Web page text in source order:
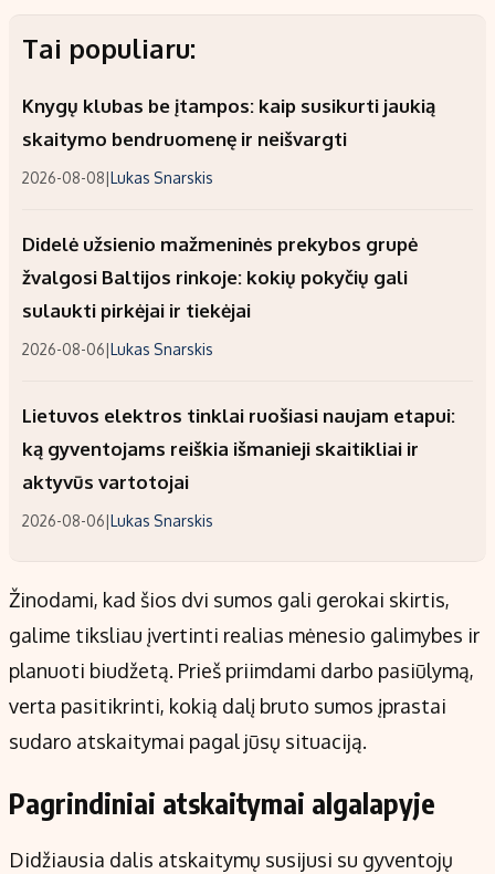
Tai populiaru:
Knygų klubas be įtampos: kaip susikurti jaukią
skaitymo bendruomenę ir neišvargti
2026-08-08|Lukas Snarskis
Didelė užsienio mažmeninės prekybos grupė
žvalgosi Baltijos rinkoje: kokių pokyčių gali
sulaukti pirkėjai ir tiekėjai
2026-08-06|Lukas Snarskis
Lietuvos elektros tinklai ruošiasi naujam etapui:
ką gyventojams reiškia išmanieji skaitikliai ir
aktyvūs vartotojai
2026-08-06|Lukas Snarskis
Žinodami, kad šios dvi sumos gali gerokai skirtis,
galime tiksliau įvertinti realias mėnesio galimybes ir
planuoti biudžetą. Prieš priimdami darbo pasiūlymą,
verta pasitikrinti, kokią dalį bruto sumos įprastai
sudaro atskaitymai pagal jūsų situaciją.
Pagrindiniai atskaitymai algalapyje
Didžiausia dalis atskaitymų susijusi su gyventojų